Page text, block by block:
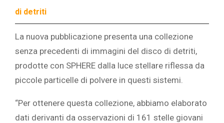
di detriti
La nuova pubblicazione presenta una collezione
senza precedenti di immagini del disco di detriti,
prodotte con SPHERE dalla luce stellare riflessa da
piccole particelle di polvere in questi sistemi.
“Per ottenere questa collezione, abbiamo elaborato
dati derivanti da osservazioni di 161 stelle giovani